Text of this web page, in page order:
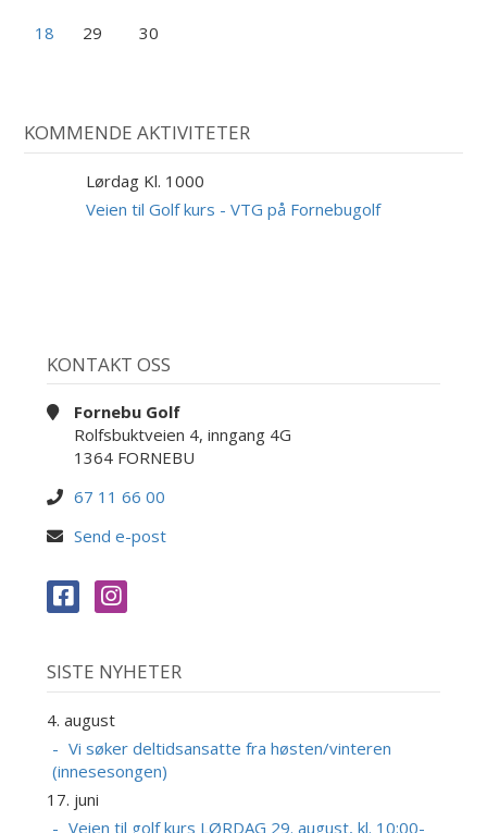
18 29 30
KOMMENDE AKTIVITETER
Lørdag Kl. 1000
Veien til Golf kurs - VTG på Fornebugolf
KONTAKT OSS
Fornebu Golf
Rolfsbuktveien 4, inngang 4G
1364 FORNEBU
67 11 66 00
Send e-post
SISTE NYHETER
4. august
Vi søker deltidsansatte fra høsten/vinteren
(innesesongen)
17. juni
Veien til golf kurs LØRDAG 29. august, kl. 10:00-